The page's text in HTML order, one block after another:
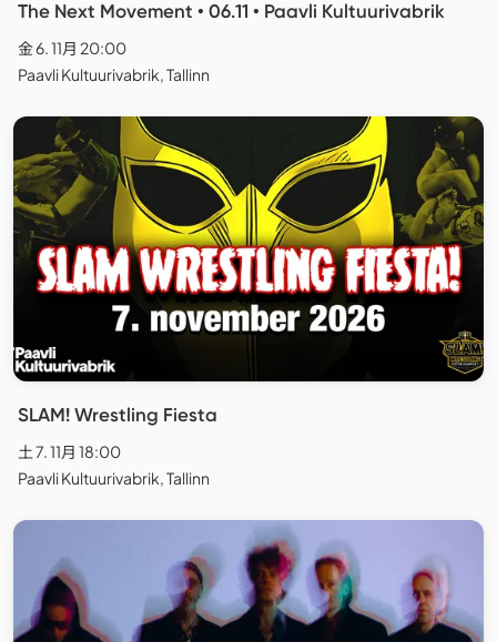
The Next Movement • 06.11 • Paavli Kultuurivabrik
金 6. 11月 20:00
Paavli Kultuurivabrik, Tallinn
SLAM! Wrestling Fiesta
土 7. 11月 18:00
Paavli Kultuurivabrik, Tallinn